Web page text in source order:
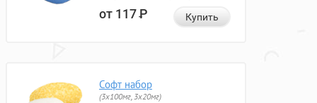
от 117Р Купить
Софт набор
(3x100мг, 3x20мг)